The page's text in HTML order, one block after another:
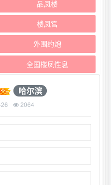
品凤楼
楼凤宫
外围约炮
全国楼凤性息
哈尔滨
2064